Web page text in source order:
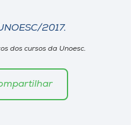
2017.
dos cursos da Unoesc.